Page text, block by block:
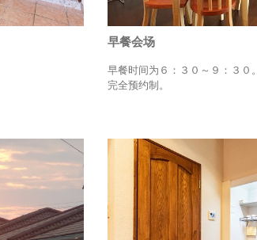
早餐会场
早餐时间为６：３０～９：３０。
完全预约制。